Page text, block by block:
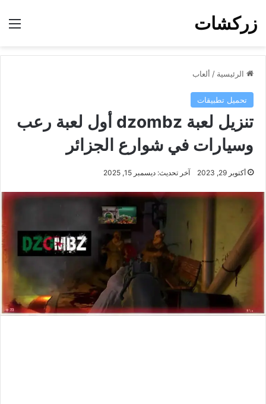
زركشات
الرئيسية / ألعاب
تحميل تطبيقات
تنزيل لعبة dzombz أول لعبة رعب
وسيارات في شوارع الجزائر
أكتوبر 29, 2023 آخر تحديث: ديسمبر 15, 2025